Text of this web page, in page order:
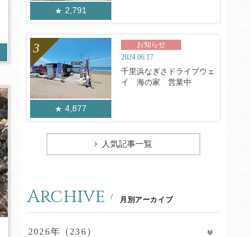
2,791
4,877
お知らせ
2024.06.17
千里浜なぎさドライブウェ
イ 海の家 営業中
人気記事一覧
Archive 月別アーカイブ
2026年（236）